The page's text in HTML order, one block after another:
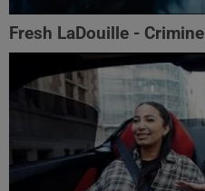
Fresh LaDouille - Criminel